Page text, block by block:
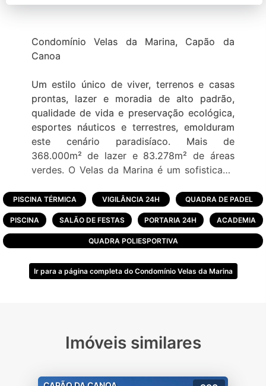
Condomínio Velas da Marina, Capão da
Canoa
Um estilo único de viver, terrenos e casas
prontas, lazer e moradia de alto padrão,
qualidade de vida e preservação ecológica,
esportes náuticos e terrestres, emolduram
este cenário paradisíaco. Mais de
368.000m² de lazer e 83.278m² de áreas
verdes. O Velas da Marina é um sofisticado
dos quadros junto a natureza e com duas
marinas exclusivas. Você é nosso convidado
especial para conhecer esse novo conceito
de morar bem. Uma infraestrutura de alto
– Piscina térmica;
* Campo de futebol sintético com
PISCINA TÉRMICA VIGILÂNCIA 24H QUADRA DE PADEL
PISCINA SALÃO DE FESTAS PORTARIA 24H ACADEMIA
QUADRA POLIESPORTIVA
Ir para a página completa do Condomínio Velas da Marina
Imóveis similares